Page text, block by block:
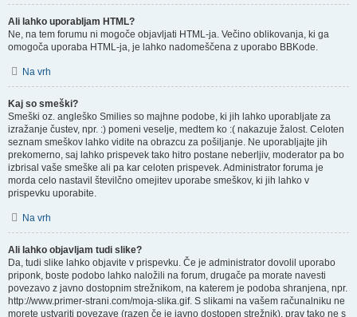
Ali lahko uporabljam HTML?
Ne, na tem forumu ni mogoče objavljati HTML-ja. Večino oblikovanja, ki ga
omogoča uporaba HTML-ja, je lahko nadomeščena z uporabo BBKode.
Na vrh
Kaj so smeški?
Smeški oz. angleško Smilies so majhne podobe, ki jih lahko uporabljate za
izražanje čustev, npr. :) pomeni veselje, medtem ko :( nakazuje žalost. Celoten
seznam smeškov lahko vidite na obrazcu za pošiljanje. Ne uporabljajte jih
prekomerno, saj lahko prispevek tako hitro postane neberljiv, moderator pa bo
izbrisal vaše smeške ali pa kar celoten prispevek. Administrator foruma je
morda celo nastavil številčno omejitev uporabe smeškov, ki jih lahko v
prispevku uporabite.
Na vrh
Ali lahko objavljam tudi slike?
Da, tudi slike lahko objavite v prispevku. Če je administrator dovolil uporabo
priponk, boste podobo lahko naložili na forum, drugače pa morate navesti
povezavo z javno dostopnim strežnikom, na katerem je podoba shranjena, npr.
http://www.primer-strani.com/moja-slika.gif. S slikami na vašem računalniku ne
morete ustvariti povezave (razen če je javno dostopen strežnik), prav tako ne s